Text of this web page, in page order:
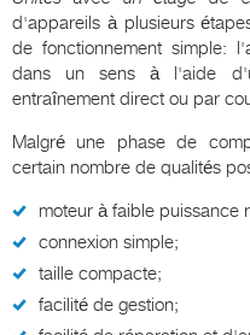
d'appareils à plusieurs
de fonctionnement simple:
dans un sens à l'aide
entraînement direct ou par
Malgré une phase de
certain nombre de qualités
moteur à faible puissance
connexion simple;
taille compacte;
facilité de gestion;